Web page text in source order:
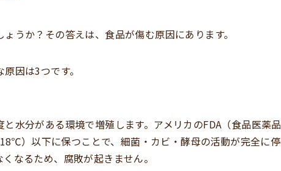
うか？その答えは、食品が傷む原因にあります。
因は3つです。
水分がある環境で増殖します。アメリカのFDA（食品医薬品
）以下に保つことで、細菌・カビ・酵母の活動が完全に停
なるため、腐敗が起きません。